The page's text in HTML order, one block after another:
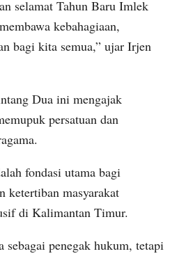
selamat Tahun Baru Imlek
kebahagiaan,
bagi kita semua,” ujar Irjen
Dua ini mengajak
persatuan dan
fondasi utama bagi
ketertiban masyarakat
di Kalimantan Timur.
sebagai penegak hukum, tetapi